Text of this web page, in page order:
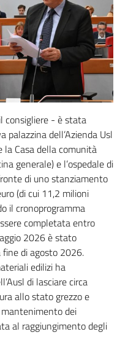
consigliere - è stata
palazzina dell’Azienda Usl
Casa della comunità
generale) e l’ospedale di
di uno stanziamento
(di cui 11,2 milioni
il cronoprogramma
completata entro
2026 è stato
di agosto 2026.
edilizi ha
di lasciare circa
allo stato grezzo e
dei
al raggiungimento degli